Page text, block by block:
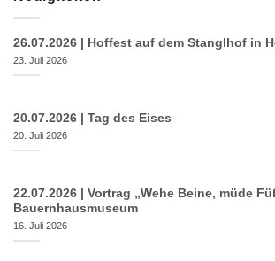
26.07.2026 | Hoffest auf dem Stanglhof in
23. Juli 2026
20.07.2026 | Tag des Eises
20. Juli 2026
22.07.2026 | Vortrag „Wehe Beine, müde
Bauernhausmuseum
16. Juli 2026